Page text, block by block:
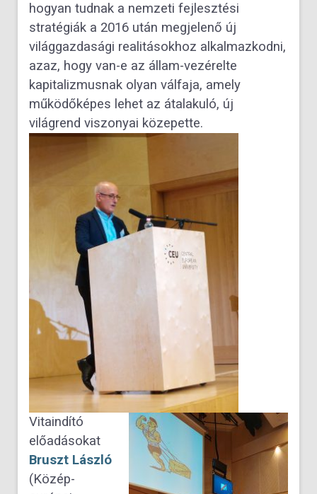
hogyan tudnak a nemzeti fejlesztési
stratégiák a 2016 után megjelenő új
világgazdasági realitásokhoz alkalmazkodni,
azaz, hogy van-e az állam-vezérelte
kapitalizmusnak olyan válfaja, amely
működőképes lehet az átalakuló, új
világrend viszonyai közepette.
Vitaindító
előadásokat
Bruszt László
(Közép-